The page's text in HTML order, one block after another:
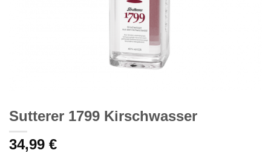
Sutterer 1799 Kirschwasser
34,99 €